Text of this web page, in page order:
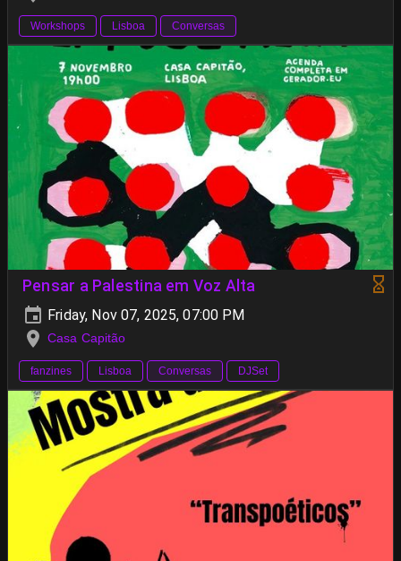
Workshops Lisboa Conversas
Pensar a Palestina em Voz Alta
Friday, Nov 07, 2025, 07:00 PM
Casa Capitão
fanzines Lisboa Conversas DJSet